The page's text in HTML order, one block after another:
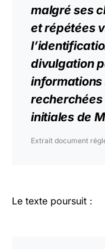
malgré ses
et répétées
divulgation
informations
initiales de
Extrait document
Le texte poursuit :